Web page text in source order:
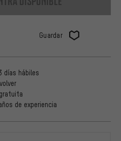
Guardar
días hábiles
de experiencia